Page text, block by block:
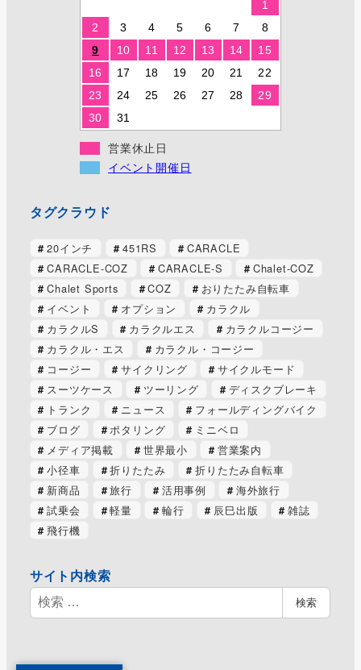
1
2
3 4 5 6 7
8
9
10 11 12 13 14
15
16
17 18 19 20 21
22
23
24 25 26 27 28
29
30
31
営業休止日
イベント開催日
タグクラウド
20インチ 451RS
CARACLE
CARACLE-COZ
CARACLE-S
Chalet-COZ
Chalet Sports
COZ
おりたたみ自転車
イベント
オプション
カラクル
カラクルS
カラクルエス
カラクルコージー
カラクル・エス
カラクル・コージー
コージー
サイクリング
サイクルモード
スーツケース
ツーリング
ディスクブレーキ
トランク
ニュース
フォールディングバイク
ブログ
ポタリング
ミニベロ
メディア掲載
世界最小
営業案内
小径車
折りたたみ
折りたたみ自転車
新商品
旅行 活用事例
海外旅行
試乗会
軽量 輪行 辰巳出版
雑誌
飛行機
サイト内検索
検
索
検索